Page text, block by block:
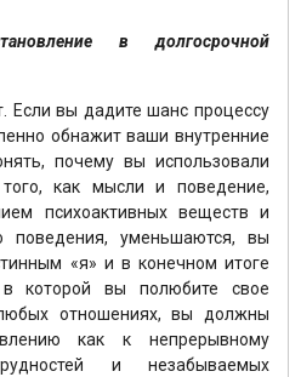
в долгосрочной
Если вы дадите шанс процессу
обнажит ваши внутренние
почему вы использовали
как мысли и поведение,
психоактивных веществ и
поведения, уменьшаются, вы
«я» и в конечном итоге
которой вы полюбите свое
отношениях, вы должны
как к непрерывному
и незабываемых